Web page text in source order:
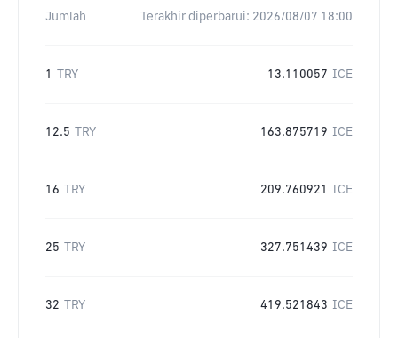
Jumlah Terakhir diperbarui: 2026/08/07 18:00
1 TRY 13.110057 ICE
12.5 TRY 163.875719 ICE
16 TRY 209.760921 ICE
25 TRY 327.751439 ICE
32 TRY 419.521843 ICE